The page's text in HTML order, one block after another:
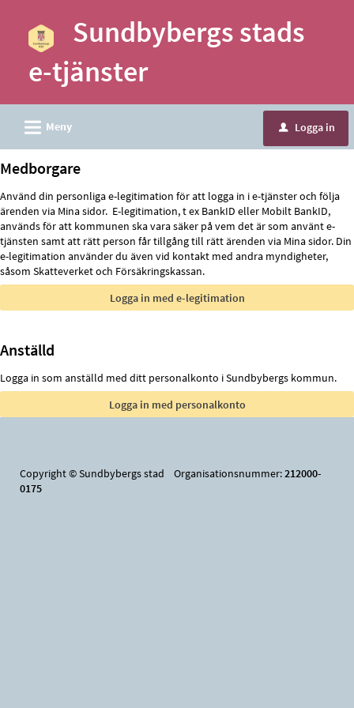
tjänster
Sundbybergs
Sundbybergs stads
e-tjänster
L Meny u Logga in
Medborgare
Använd din personliga e-legitimation för att logga in i e-tjänster och följa
ärenden via Mina sidor. E-legitimation, t ex BankID eller Mobilt BankID,
används för att kommunen ska vara säker på vem det är som använt e-
tjänsten samt att rätt person får tillgång till rätt ärenden via Mina sidor. Din
e-legitimation använder du även vid kontakt med andra myndigheter,
såsom Skatteverket och Försäkringskassan.
Anställd
Logga in som anställd med ditt personalkonto i Sundbybergs kommun.
Copyright © Sundbybergs stad Organisationsnummer:212000-
0175